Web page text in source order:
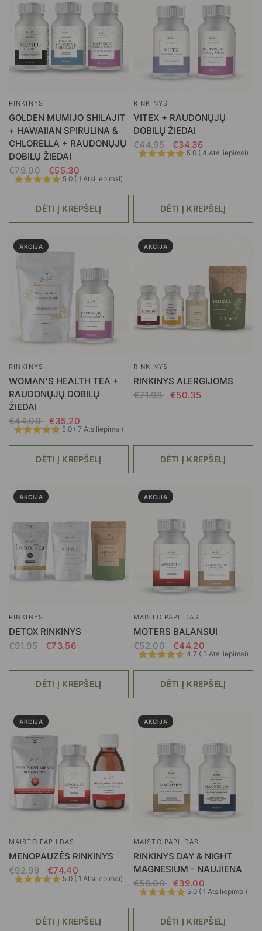
RINKINYS
GOLDEN MUMIJO SHILAJIT
+ HAWAIIAN SPIRULINA &
CHLORELLA + RAUDONŲJŲ
DOBILŲ ŽIEDAI
€79.00
€55.30
5.0 ( 1 Atsiliepimai)
DĖTI Į KREPŠELĮ
RINKINYS
VITEX + RAUDONŲJŲ
DOBILŲ ŽIEDAI
€44.95
€34.36
5.0 ( 4 Atsiliepimai)
DĖTI Į KREPŠELĮ
AKCIJA
RINKINYS
WOMAN'S HEALTH TEA +
RAUDONŲJŲ DOBILŲ
ŽIEDAI
€44.00
€35.20
5.0 ( 7 Atsiliepimai)
DĖTI Į KREPŠELĮ
AKCIJA
RINKINYS
RINKINYS ALERGIJOMS
€71.93
€50.35
DĖTI Į KREPŠELĮ
AKCIJA
RINKINYS
DETOX RINKINYS
€91.95
€73.56
DĖTI Į KREPŠELĮ
AKCIJA
MAISTO PAPILDAS
MOTERS BALANSUI
€52.00
€44.20
4.7 ( 3 Atsiliepimai)
DĖTI Į KREPŠELĮ
AKCIJA
MAISTO PAPILDAS
MENOPAUZĖS RINKINYS
€92.99
€74.40
5.0 ( 1 Atsiliepimai)
DĖTI Į KREPŠELĮ
AKCIJA
MAISTO PAPILDAS
RINKINYS DAY & NIGHT
MAGNESIUM - NAUJIENA
€58.00
€39.00
5.0 ( 1 Atsiliepimai)
DĖTI Į KREPŠELĮ